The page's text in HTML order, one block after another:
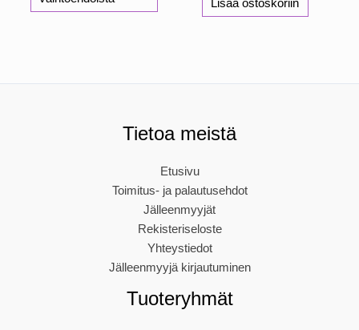
on
tuotteen
Lisää ostoskoriin
Tietoa meistä
Etusivu
Toimitus- ja palautusehdot
Jälleenmyyjät
Rekisteriseloste
Yhteystiedot
Jälleenmyyjä kirjautuminen
Tuoteryhmät